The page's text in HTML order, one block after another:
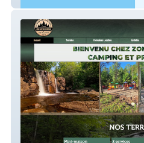
Zone Nature Camping